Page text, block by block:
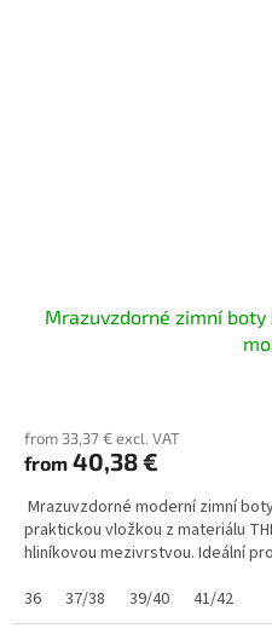
Mrazuvzdorné zimní boty
from 33,37 € excl. VAT
from 40,38 €
Mrazuvzdorné moderní zimní
praktickou vložkou z materiálu
hliníkovou mezivrstvou. Ideální
36
37/38 39/40 41/42